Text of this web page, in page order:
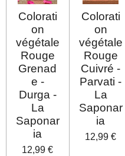
Colorati
on
végétale
Rouge
Grenad
e -
Durga -
La
Saponar
ia
12,99 €
Colorati
on
végétale
Rouge
Cuivré -
Parvati -
La
Saponar
ia
12,99 €